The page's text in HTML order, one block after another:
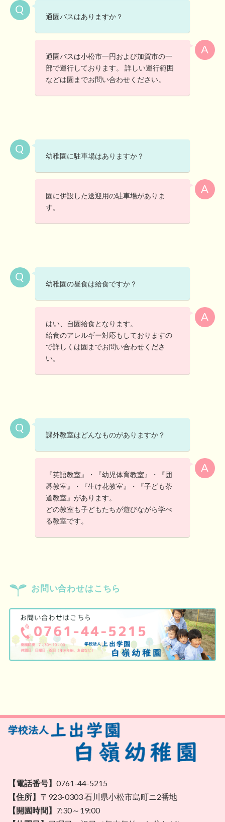
通園バスはありますか？
通園バスは小松市一円および加賀市の一
部で運行しております。 詳しい運行範囲
などは園までお問い合わせください。
幼稚園に駐車場はありますか？
園に併設した送迎用の駐車場がありま
す。
幼稚園の昼食は給食ですか？
はい、自園給食となります。
給食のアレルギー対応もしておりますの
で詳しくは園までお問い合わせくださ
い。
課外教室はどんなものがありますか？
『英語教室』・『幼児体育教室』・『囲
碁教室』・『生け花教室』・『子ども茶
道教室』があります。
どの教室も子どもたちが遊びながら学べ
る教室です。
お問い合わせはこちら
【電話番号】 0761-44-5215
【住所】 〒923-0303 石川県小松市島町ニ2番地
【開園時間】 7:30～19:00